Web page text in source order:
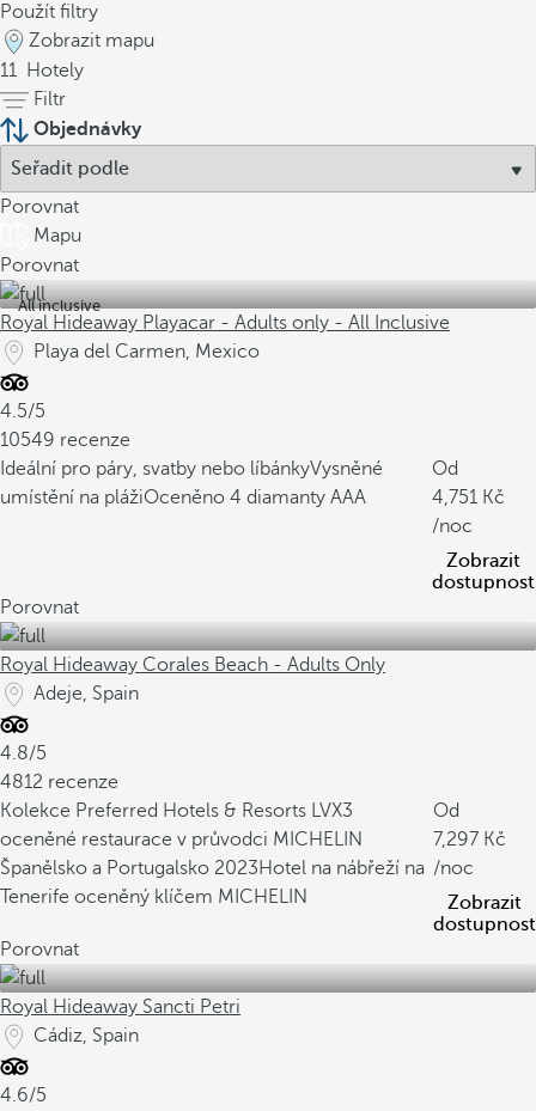
Použít filtry
Zobrazit mapu
11 Hotely
Filtr
Objednávky
Porovnat
Mapu
Porovnat
All inclusive
Royal Hideaway Playacar - Adults only - All Inclusive
Playa del Carmen, Mexico
4.5/5
10549 recenze
Ideální pro páry, svatby nebo líbánkyVysněné
umístění na plážiOceněno 4 diamanty AAA
Od
4,751
/noc
Zobrazit
dostupnost
Porovnat
Royal Hideaway Corales Beach - Adults Only
Adeje, Spain
4.8/5
4812 recenze
Kolekce Preferred Hotels & Resorts LVX3
oceněné restaurace v průvodci MICHELIN
Španělsko a Portugalsko 2023Hotel na nábřeží na
Tenerife oceněný klíčem MICHELIN
Od
7,297
/noc
Zobrazit
dostupnost
Porovnat
Royal Hideaway Sancti Petri
Cádiz, Spain
4.6/5